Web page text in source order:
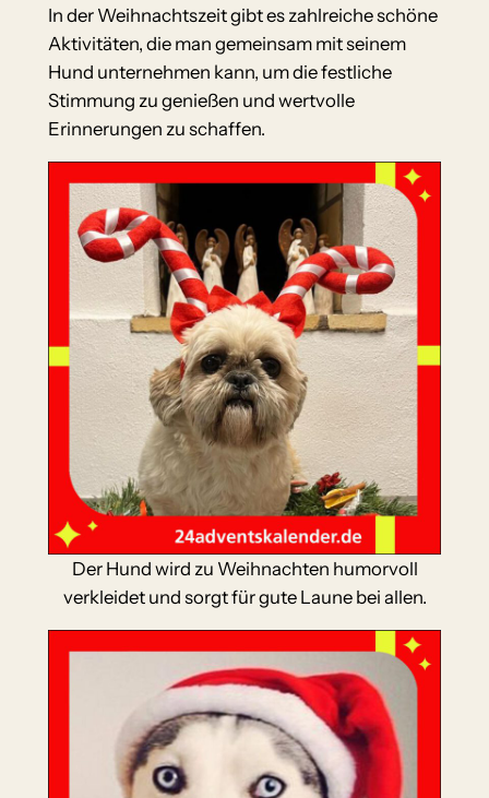
In der Weihnachtszeit gibt es zahlreiche schöne
Aktivitäten, die man gemeinsam mit seinem
Hund unternehmen kann, um die festliche
Stimmung zu genießen und wertvolle
Erinnerungen zu schaffen.
Der Hund wird zu Weihnachten humorvoll
verkleidet und sorgt für gute Laune bei allen.